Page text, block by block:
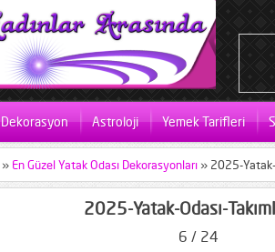
Dekorasyon Astroloji Yemek Tarifleri
» En Güzel Yatak Odası Dekorasyonları » 2025-Yatak-
2025-Yatak-Odası-
6 / 24